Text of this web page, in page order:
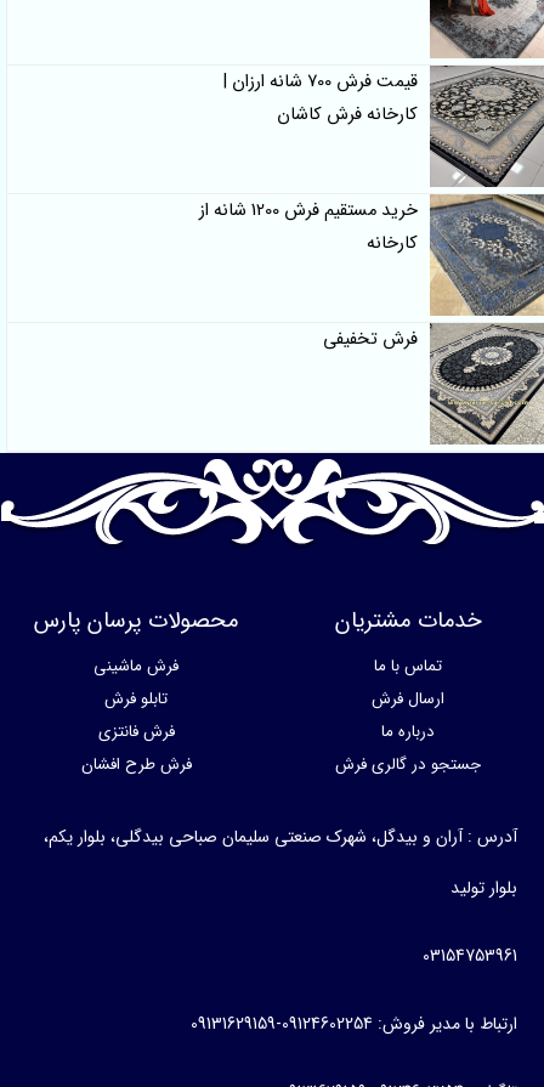
قیمت فرش 700 شانه ارزان |
کارخانه فرش کاشان
خرید مستقیم فرش 1200 شانه از
کارخانه
فرش تخفیفی
خدمات مشتریان
تماس با ما
ارسال فرش
درباره ما
جستجو در گالری فرش
محصولات پرسان پارس
فرش ماشینی
تابلو فرش
فرش فانتزی
فرش طرح افشان
آدرس : آران و بیدگل، شهرک صنعتی سلیمان صباحی بیدگلی، بلوار یکم،
بلوار تولید
03154753961
ارتباط با مدیر فروش: 09124602254-09131629159